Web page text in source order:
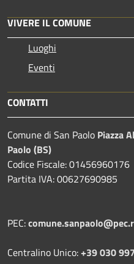
VIVERE IL COMUNE
Luoghi
Eventi
CONTATTI
Comune di San Paolo Piazza
Paolo (BS)
Codice Fiscale: 01456960176
Partita IVA: 00627690985
PEC:
Centralino Unico:+39 030